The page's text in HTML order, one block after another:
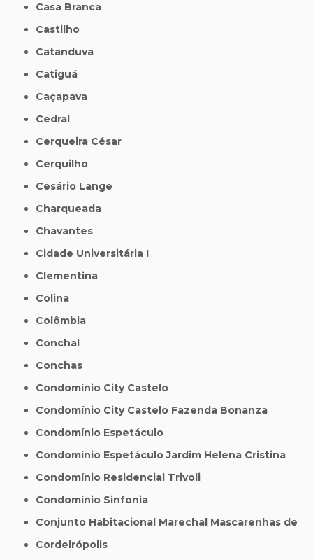
Casa Branca
Castilho
Catanduva
Catiguá
Caçapava
Cedral
Cerqueira César
Cerquilho
Cesário Lange
Charqueada
Chavantes
Cidade Universitária I
Clementina
Colina
Colômbia
Conchal
Conchas
Condomínio City Castelo
Condomínio City Castelo Fazenda Bonanza
Condomínio Espetáculo
Condomínio Espetáculo Jardim Helena Cristina
Condomínio Residencial Trivoli
Condomínio Sinfonia
Conjunto Habitacional Marechal Mascarenhas de
Cordeirópolis